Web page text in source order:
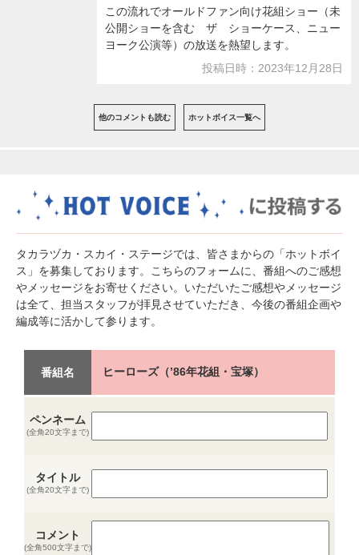
この流れでオールドファン向け花組ショー（未
公開ショーを含む ザ ショーケース、ニュー
ヨーク公演等）の放送を熱望します。
投稿日時：2023年12月28日
他のコメントも読む ホットボイス一覧へ
タカラヅカ・スカイ・ステージでは、皆さまからの「ホットボイ
ス」を募集しております。こちらのフォームに、番組へのご感想
やメッセージをお寄せください。いただいたご感想やメッセージ
は全て、担当スタッフが拝見させていただき、今後の番組企画や
編成等に活かして参ります。
番組名 ヒーローズ（’86年花組・宝塚）
ペンネーム
(全角20文字まで)
タイトル
(全角20文字まで)
コメント
(全角500文字まで)